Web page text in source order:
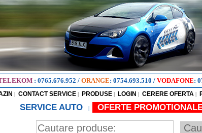
: 0765.676.952 / ORANGE: 0754.693.510 / VODAFONE:
| CONTACT SERVICE | PRODUSE | LOGIN | CERERE OFERTA |
SERVICE AUTO | OFERTE